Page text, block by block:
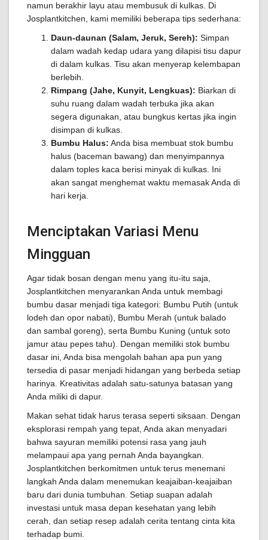
namun berakhir layu atau membusuk di kulkas. Di
Josplantkitchen, kami memiliki beberapa tips sederhana:
Daun-daunan (Salam, Jeruk, Sereh): Simpan
dalam wadah kedap udara yang dilapisi tisu dapur
di dalam kulkas. Tisu akan menyerap kelembapan
berlebih.
Rimpang (Jahe, Kunyit, Lengkuas): Biarkan di
suhu ruang dalam wadah terbuka jika akan
segera digunakan, atau bungkus kertas jika ingin
disimpan di kulkas.
Bumbu Halus: Anda bisa membuat stok bumbu
halus (baceman bawang) dan menyimpannya
dalam toples kaca berisi minyak di kulkas. Ini
akan sangat menghemat waktu memasak Anda di
hari kerja.
Menciptakan Variasi Menu
Mingguan
Agar tidak bosan dengan menu yang itu-itu saja,
Josplantkitchen menyarankan Anda untuk membagi
bumbu dasar menjadi tiga kategori: Bumbu Putih (untuk
lodeh dan opor nabati), Bumbu Merah (untuk balado
dan sambal goreng), serta Bumbu Kuning (untuk soto
jamur atau pepes tahu). Dengan memiliki stok bumbu
dasar ini, Anda bisa mengolah bahan apa pun yang
tersedia di pasar menjadi hidangan yang berbeda setiap
harinya. Kreativitas adalah satu-satunya batasan yang
Anda miliki di dapur.
Makan sehat tidak harus terasa seperti siksaan. Dengan
eksplorasi rempah yang tepat, Anda akan menyadari
bahwa sayuran memiliki potensi rasa yang jauh
melampaui apa yang pernah Anda bayangkan.
Josplantkitchen berkomitmen untuk terus menemani
langkah Anda dalam menemukan keajaiban-keajaiban
baru dari dunia tumbuhan. Setiap suapan adalah
investasi untuk masa depan kesehatan yang lebih
cerah, dan setiap resep adalah cerita tentang cinta kita
terhadap bumi.